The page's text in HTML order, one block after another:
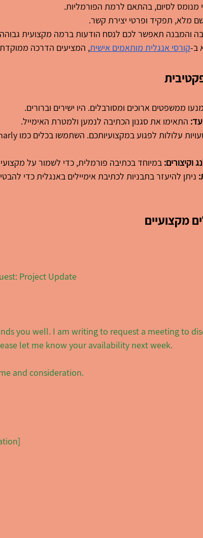
מנומס לסיום, בהתאם לרמת הפורמליות.
מלא, תפקיד ופרטי יצירת קשר.
והמבנה תאפשר לכם לנסח הודעות ברמה מקצועית
ב-קורסי אנגלית מותאמים אישית, המציעים הדרכה
ממשפטים ארוכים ומסורבלים. היו ישירים וברורים.
התאימו את סגנון הכתיבה לנמען ולמטרת האימייל.
וקיצורים: במיוחד בכתיבה פורמלית, כדי לשמור על
ניתן להיעזר בתבניות לכתיבת אימיילים באנגלית כדי
מקצועיים
Project Update
you well. I am writing to request a meeting to
let me know your availability next week.
and consideration.